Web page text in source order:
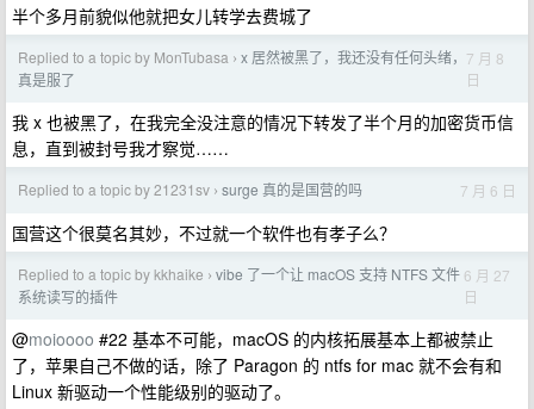
半个多月前貌似他就把女儿转学去费城了
Replied to a topic by MonTubasa › x 居然被黑了，我还没有任何头绪，
真是服了
7 月 8
日
我 x 也被黑了，在我完全没注意的情况下转发了半个月的加密货币信
息，直到被封号我才察觉……
Replied to a topic by 21231sv › surge 真的是国营的吗 7 月 6 日
国营这个很莫名其妙，不过就一个软件也有孝子么？
Replied to a topic by kkhaike › vibe 了一个让 macOS 支持 NTFS 文件
系统读写的插件
6 月 27
日
@moioooo #22 基本不可能，macOS 的内核拓展基本上都被禁止
了，苹果自己不做的话，除了 Paragon 的 ntfs for mac 就不会有和
Linux 新驱动一个性能级别的驱动了。